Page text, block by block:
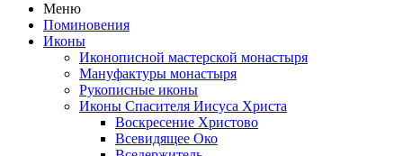
Меню
Поминовения
Иконы
Иконописной мастерской монастыря
Мануфактуры монастыря
Рукописные иконы
Иконы Спасителя Иисуса Христа
Воскресение Христово
Всевидящее Око